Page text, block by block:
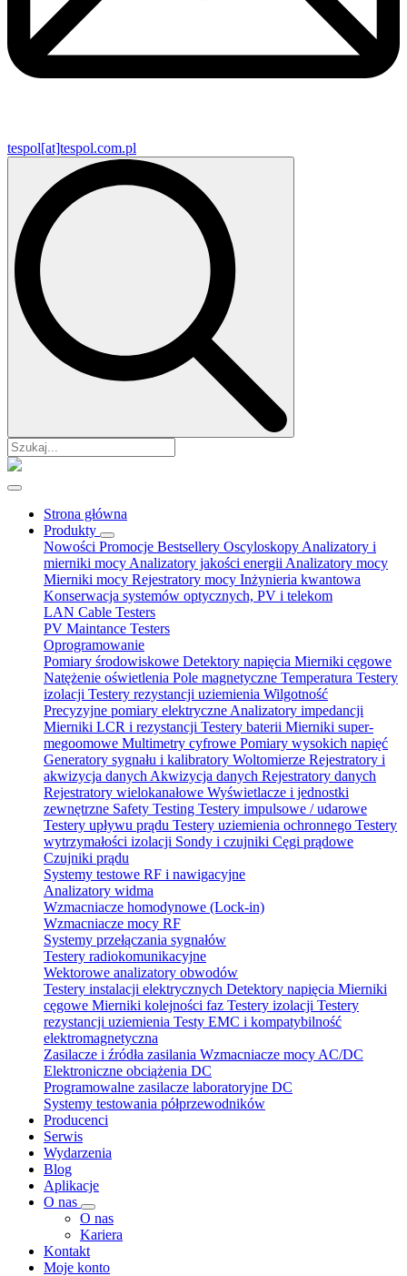
tespol[at]tespol.com.pl
Search
Strona główna
Produkty
Nowości Promocje Bestsellery Oscyloskopy Analizatory i
mierniki mocy Analizatory jakości energii Analizatory mocy
Mierniki mocy Rejestratory mocy Inżynieria kwantowa
Konserwacja systemów optycznych, PV i telekom
LAN Cable Testers
PV Maintance Testers
Oprogramowanie
Pomiary środowiskowe Detektory napięcia Mierniki cęgowe
Natężenie oświetlenia Pole magnetyczne Temperatura Testery
izolacji Testery rezystancji uziemienia Wilgotność
Precyzyjne pomiary elektryczne Analizatory impedancji
Mierniki LCR i rezystancji Testery baterii Mierniki super-
megoomowe Multimetry cyfrowe Pomiary wysokich napięć
Generatory sygnału i kalibratory Woltomierze Rejestratory i
akwizycja danych Akwizycja danych Rejestratory danych
Rejestratory wielokanałowe Wyświetlacze i jednostki
zewnętrzne Safety Testing Testery impulsowe / udarowe
Testery upływu prądu Testery uziemienia ochronnego Testery
wytrzymałości izolacji Sondy i czujniki Cęgi prądowe
Czujniki prądu
Systemy testowe RF i nawigacyjne
Analizatory widma
Wzmacniacze homodynowe (Lock‑in)
Wzmacniacze mocy RF
Systemy przełączania sygnałów
Testery radiokomunikacyjne
Wektorowe analizatory obwodów
Testery instalacji elektrycznych Detektory napięcia Mierniki
cęgowe Mierniki kolejności faz Testery izolacji Testery
rezystancji uziemienia Testy EMC i kompatybilność
elektromagnetyczna
Zasilacze i źródła zasilania Wzmacniacze mocy AC/DC
Elektroniczne obciążenia DC
Programowalne zasilacze laboratoryjne DC
Systemy testowania półprzewodników
Producenci
Serwis
Wydarzenia
Blog
Aplikacje
O nas
O nas
Kariera
Kontakt
Moje konto